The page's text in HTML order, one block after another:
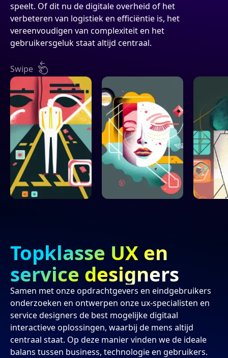
speelt. Of dit nu de digitale overheid of het
verbeteren van logistiek en efficiëntie is, het
vereenvoudigen van complexiteit en het
gebruikersgeluk staat altijd centraal.
Swipe
Topklasse UX en
service designers
Samen met onze opdrachtgevers en eindgebruikers
onderzoeken en ontwerpen onze ux-specialisten en
service designers de best mogelijke digitaal
interactieve oplossingen, waarbij de mens altijd
centraal staat. Op deze manier vinden we de ideale
balans tussen business, technologie en gebruikers.